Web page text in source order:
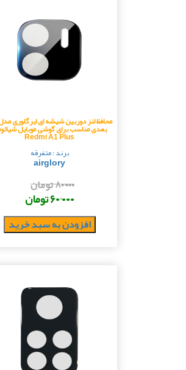
محافظ لنز دوربین شیشه ای ایرگلوری
بعدی مناسب برای گوشی موبایل
Redmi A1 Plus
برند : متفرقه
airglory
۸۰٬۰۰۰ تومان
۶۰٬۰۰۰ تومان
افزودن به سبد خرید